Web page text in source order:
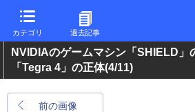
カテゴリ 過去記事
NVIDIAのゲームマシン「SHIELD」
「Tegra 4」の正体(4/11)
前の画像